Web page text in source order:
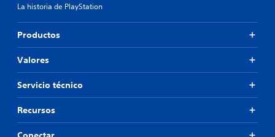
La historia de PlayStation
Productos
Valores
Servicio técnico
Recursos